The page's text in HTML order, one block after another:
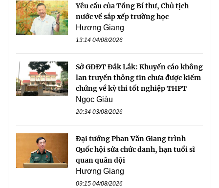
Yêu cầu của Tổng Bí thư, Chủ tịch
nước về sắp xếp trường học
Hương Giang
13:14 04/08/2026
Sở GDĐT Đắk Lắk: Khuyến cáo không
lan truyền thông tin chưa được kiểm
chứng về kỳ thi tốt nghiệp THPT
Ngọc Giàu
20:34 03/08/2026
Đại tướng Phan Văn Giang trình
Quốc hội sửa chức danh, hạn tuổi sĩ
quan quân đội
Hương Giang
09:15 04/08/2026